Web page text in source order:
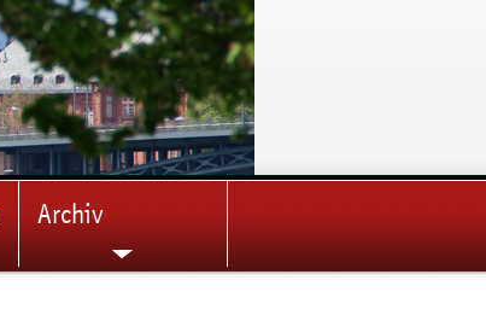
Archiv